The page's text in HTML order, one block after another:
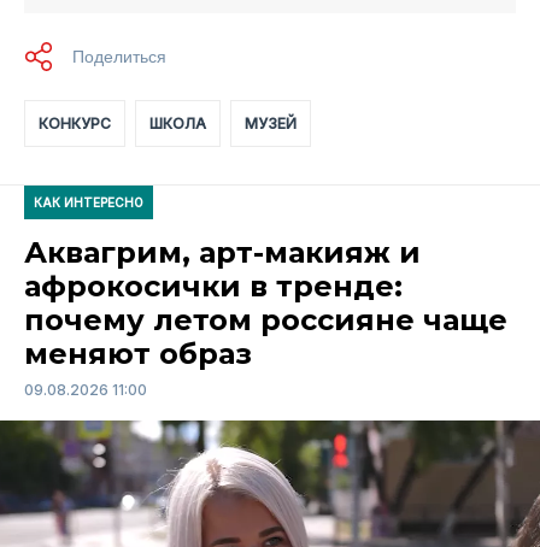
КОНКУРС ШКОЛА МУЗЕЙ
КАК ИНТЕРЕСНО
Аквагрим, арт-макияж и
афрокосички в тренде:
почему летом россияне чаще
меняют образ
09.08.2026 11:00